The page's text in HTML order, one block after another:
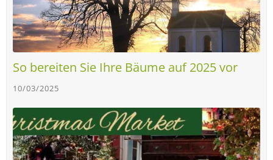
So bereiten Sie Ihre Bäume auf 2025 vor
10/03/2025